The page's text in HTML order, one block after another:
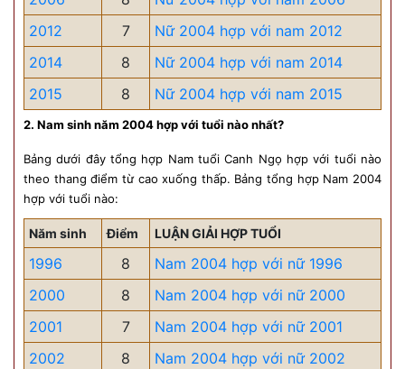
2012
7
Nữ 2004 hợp với nam 2012
2014
8
Nữ 2004 hợp với nam 2014
2015
8 Nữ 2004 hợp với nam 2015
2. Nam sinh năm 2004 hợp với tuổi nào nhất?
Bảng dưới đây tổng hợp Nam tuổi Canh Ngọ hợp với tuổi nào
theo thang điểm từ cao xuống thấp. Bảng tổng hợp Nam 2004
hợp với tuổi nào:
Năm sinh Điểm LUẬN GIẢI HỢP TUỔI
1996 8
Nam 2004 hợp với nữ 1996
2000
8
Nam 2004 hợp với nữ 2000
2001
7
Nam 2004 hợp với nữ 2001
2002
8
Nam 2004 hợp với nữ 2002